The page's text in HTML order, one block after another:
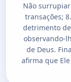
Não
transações;
detrimento
observando-
de Deus.
afirma que